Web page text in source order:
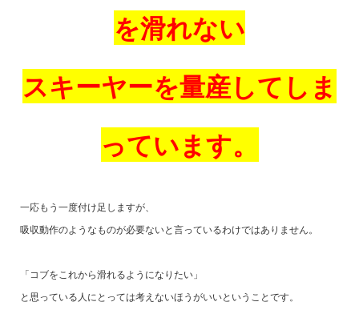
を滑れない
スキーヤーを量産してしま
っています。
一応もう一度付け足しますが、
吸収動作のようなものが必要ないと言っているわけではありません。
「コブをこれから滑れるようになりたい」
と思っている人にとっては考えないほうがいいということです。